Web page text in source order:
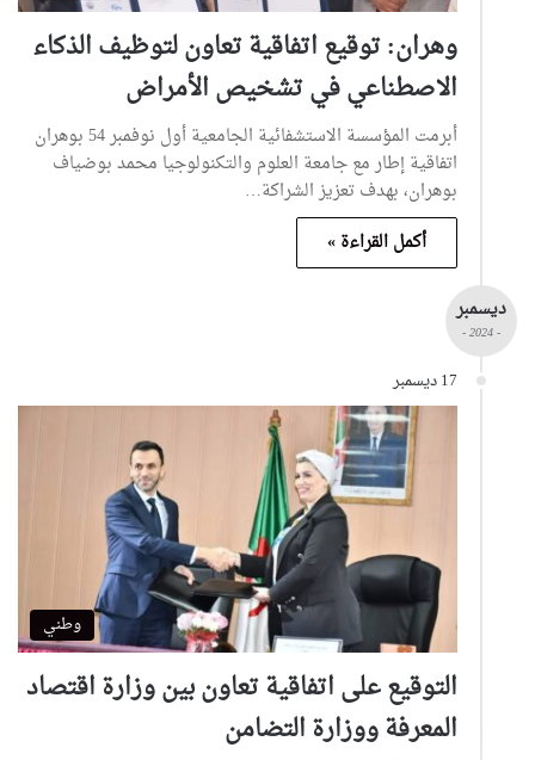
وهران: توقيع اتفاقية تعاون لتوظيف الذكاء
الاصطناعي في تشخيص الأمراض
أبرمت المؤسسة الاستشفائية الجامعية أول نوفمبر 54 بوهران
اتفاقية إطار مع جامعة العلوم والتكنولوجيا محمد بوضياف
بوهران، بهدف تعزيز الشراكة…
أكمل القراءة »
ديسمبر
- 2024 -
17 ديسمبر
وطني
التوقيع على اتفاقية تعاون بين وزارة اقتصاد
المعرفة ووزارة التضامن